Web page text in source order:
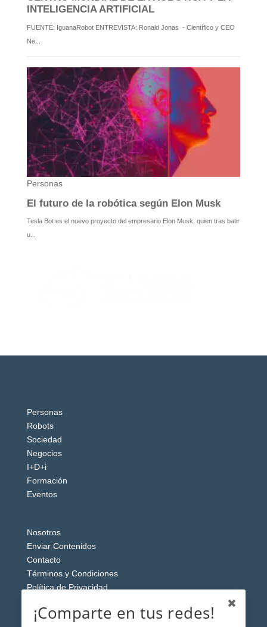
Personas
Robots
Sociedad
Negocios
I+D+i
Formación
Eventos
Nosotros
Enviar Contenidos
Contacto
Términos y Condiciones
Política de Privacidad
¡Comparte en tus redes!